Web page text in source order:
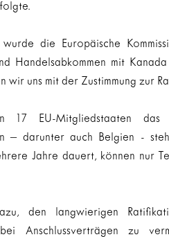
die Europäische
Handelsabkommen mit
wir uns mit der Zustimmung zur
17 EU-Mitgliedstaaten
– darunter auch Belgien -
Jahre dauert, können nur
den langwierigen
bei Anschlussverträgen zu